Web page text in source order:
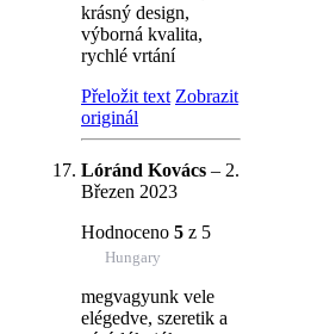
krásný design,
výborná kvalita,
rychlé vrtání
Přeložit text Zobrazit
originál
Lóránd Kovács – 2.
Březen 2023
Hodnoceno 5 z 5
Hungary
megvagyunk vele
elégedve, szeretik a